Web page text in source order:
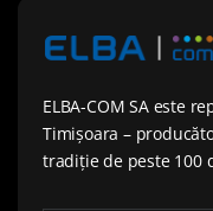
ELBA-COM SA este
Timișoara –
tradiție de peste 100